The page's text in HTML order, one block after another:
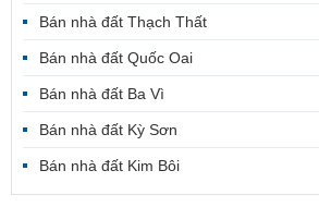
Bán nhà đất Thạch Thất
Bán nhà đất Quốc Oai
Bán nhà đất Ba Vì
Bán nhà đất Kỳ Sơn
Bán nhà đất Kim Bôi